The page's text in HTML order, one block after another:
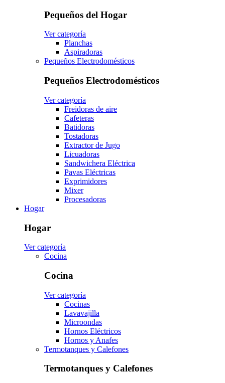
Pequeños del Hogar
Ver categoría
Planchas
Aspiradoras
Pequeños Electrodomésticos
Pequeños Electrodomésticos
Ver categoría
Freidoras de aire
Cafeteras
Batidoras
Tostadoras
Extractor de Jugo
Licuadoras
Sandwichera Eléctrica
Pavas Eléctricas
Exprimidores
Mixer
Procesadoras
Hogar
Hogar
Ver categoría
Cocina
Cocina
Ver categoría
Cocinas
Lavavajilla
Microondas
Hornos Eléctricos
Hornos y Anafes
Termotanques y Calefones
Termotanques y Calefones